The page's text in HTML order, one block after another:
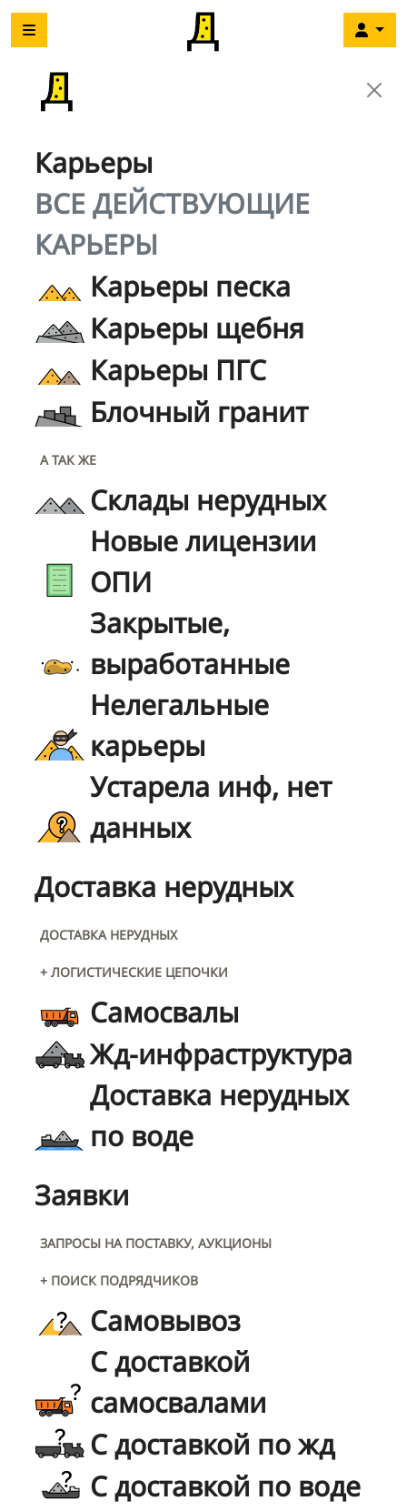
Карьеры
ВСЕ ДЕЙСТВУЮЩИЕ
КАРЬЕРЫ
Карьеры песка
Карьеры щебня
Карьеры ПГС
Блочный гранит
А ТАК ЖЕ
Склады нерудных
Новые лицензии
ОПИ
Закрытые,
выработанные
Нелегальные
карьеры
Устарела инф, нет
данных
Доставка нерудных
ДОСТАВКА НЕРУДНЫХ
+ ЛОГИСТИЧЕСКИЕ ЦЕПОЧКИ
Самосвалы
Жд-инфраструктура
Доставка нерудных
по воде
Заявки
ЗАПРОСЫ НА ПОСТАВКУ, АУКЦИОНЫ
+ ПОИСК ПОДРЯДЧИКОВ
Самовывоз
С доставкой
самосвалами
С доставкой по жд
С доставкой по воде